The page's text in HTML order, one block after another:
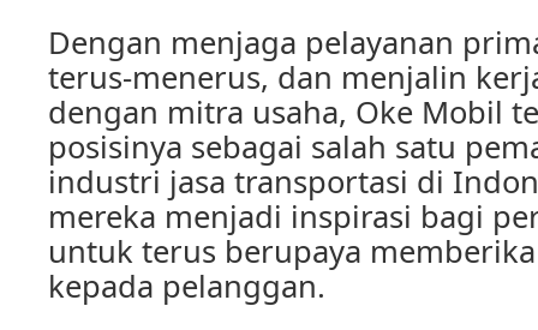
Dengan menjaga pelayanan
terus-menerus, dan menjalin
dengan mitra usaha, Oke Mobil
posisinya sebagai salah satu
industri jasa transportasi di
mereka menjadi inspirasi bagi
untuk terus berupaya
kepada pelanggan.